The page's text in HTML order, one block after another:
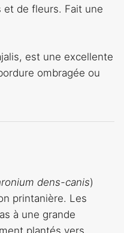
de fleurs. Fait une
dens-canis)
printanière. Les
à une grande
plantés vers